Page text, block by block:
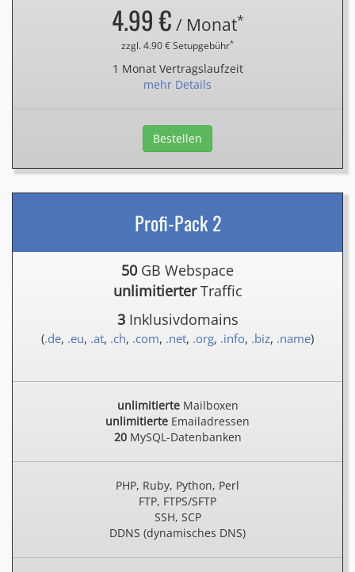
4.99 € / Monat*
zzgl. 4.90 € Setupgebühr*
1 Monat Vertragslaufzeit
mehr Details
Bestellen
Profi-Pack 2
50 GB Webspace
unlimitierterTraffic
3Inklusivdomains
(.de, .eu, .at, .ch, .com, .net, .org, .info, .biz, .name)
unlimitierteMailboxen
unlimitierte Emailadressen
20MySQL-Datenbanken
PHP, Ruby, Python, Perl
FTP, FTPS/SFTP
SSH, SCP
DDNS (dynamisches DNS)